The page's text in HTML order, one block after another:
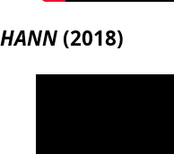
HANN (2018)